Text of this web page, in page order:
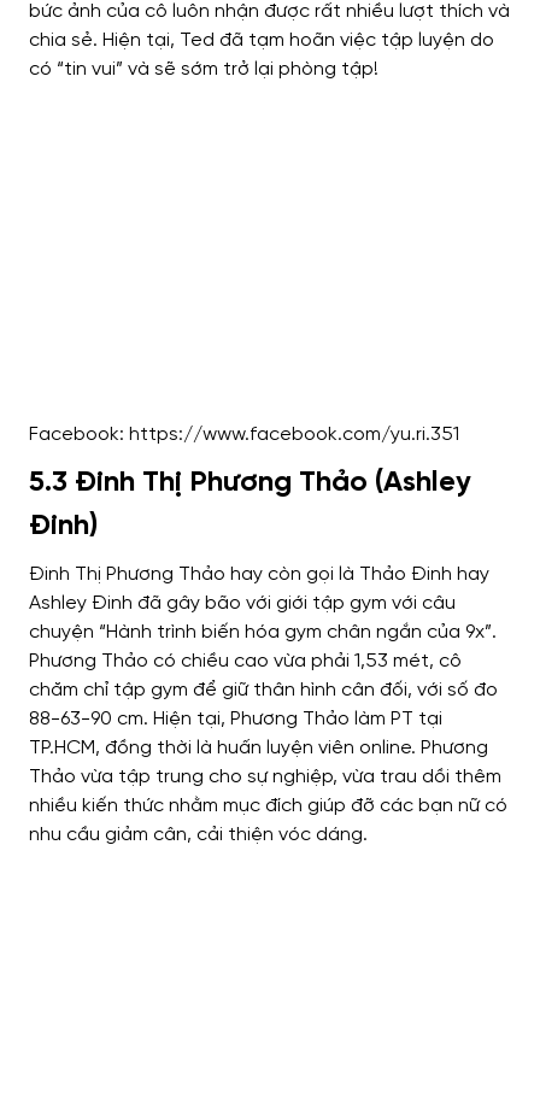
bức ảnh của cô luôn nhận được rất nhiều lượt thích và
chia sẻ. Hiện tại, Ted đã tạm hoãn việc tập luyện do
có “tin vui” và sẽ sớm trở lại phòng tập!
Facebook: https://www.facebook.com/yu.ri.351
5.3 Đinh Thị Phương Thảo (Ashley
Đinh)
Đinh Thị Phương Thảo hay còn gọi là Thảo Đinh hay
Ashley Đinh đã gây bão với giới tập gym với câu
chuyện “Hành trình biến hóa gym chân ngắn của 9x”.
Phương Thảo có chiều cao vừa phải 1,53 mét, cô
chăm chỉ tập gym để giữ thân hình cân đối, với số đo
88-63-90 cm. Hiện tại, Phương Thảo làm PT tại
TP.HCM, đồng thời là huấn luyện viên online. Phương
Thảo vừa tập trung cho sự nghiệp, vừa trau dồi thêm
nhiều kiến ​​thức nhằm mục đích giúp đỡ các bạn nữ có
nhu cầu giảm cân, cải thiện vóc dáng.